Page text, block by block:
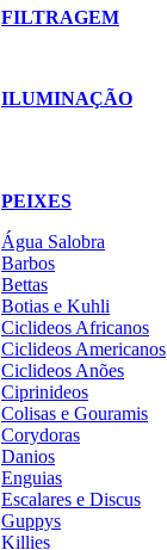
FILTRAGEM
ILUMINAÇÃO
PEIXES
Água Salobra
Barbos
Bettas
Botias e Kuhli
Ciclideos Africanos
Ciclideos Americanos
Ciclideos Anões
Ciprinideos
Colisas e Gouramis
Corydoras
Danios
Enguias
Escalares e Discus
Guppys
Killies